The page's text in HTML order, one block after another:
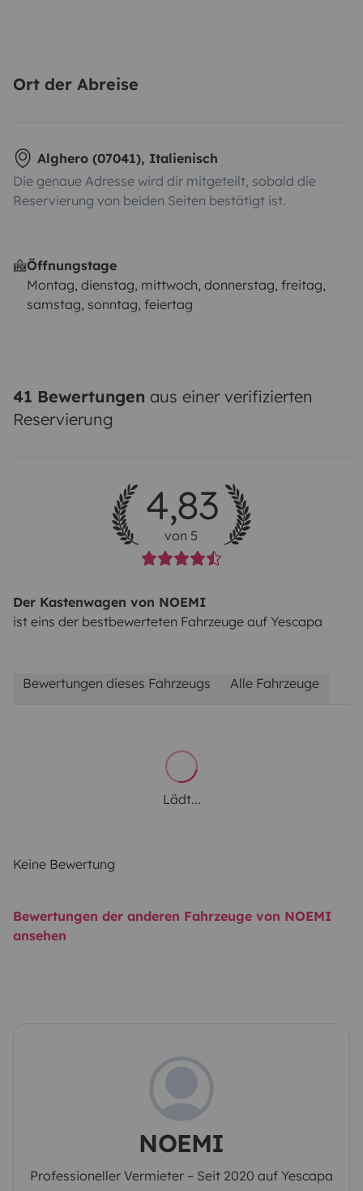
Ort der Abreise
Alghero (07041), Italienisch
Die genaue Adresse wird dir mitgeteilt, sobald die
Reservierung von beiden Seiten bestätigt ist.
Öffnungstage
Montag, dienstag, mittwoch, donnerstag, freitag,
samstag, sonntag, feiertag
41 Bewertungen aus einer verifizierten
Reservierung
4,83
von 5
Der Kastenwagen von NOEMI
ist eins der bestbewerteten Fahrzeuge auf Yescapa
Bewertungen dieses Fahrzeugs Alle Fahrzeuge
Lädt...
Keine Bewertung
Bewertungen der anderen Fahrzeuge von NOEMI
ansehen
NOEMI
Professioneller Vermieter – Seit 2020 auf Yescapa